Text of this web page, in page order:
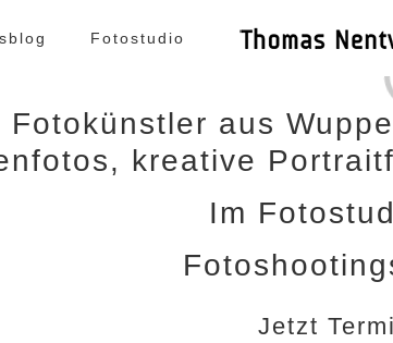
Fotostudio
Loading...
Fotokünstler aus
kreative
Im
Jetzt